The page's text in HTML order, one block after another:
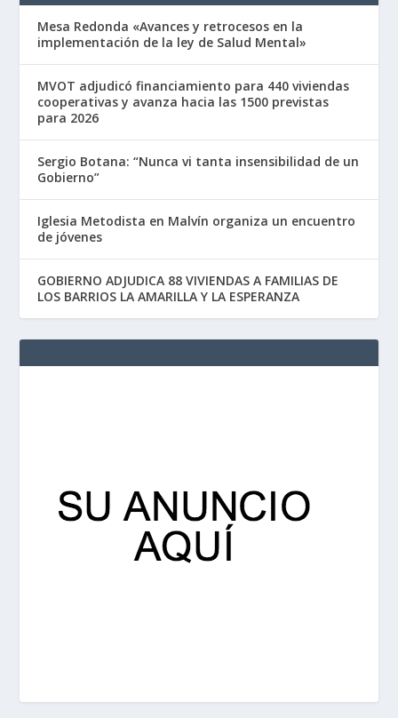
Mesa Redonda «Avances y retrocesos en la
implementación de la ley de Salud Mental»
MVOT adjudicó financiamiento para 440 viviendas
cooperativas y avanza hacia las 1500 previstas
para 2026
Sergio Botana: “Nunca vi tanta insensibilidad de un
Gobierno”
Iglesia Metodista en Malvín organiza un encuentro
de jóvenes
GOBIERNO ADJUDICA 88 VIVIENDAS A FAMILIAS DE
LOS BARRIOS LA AMARILLA Y LA ESPERANZA